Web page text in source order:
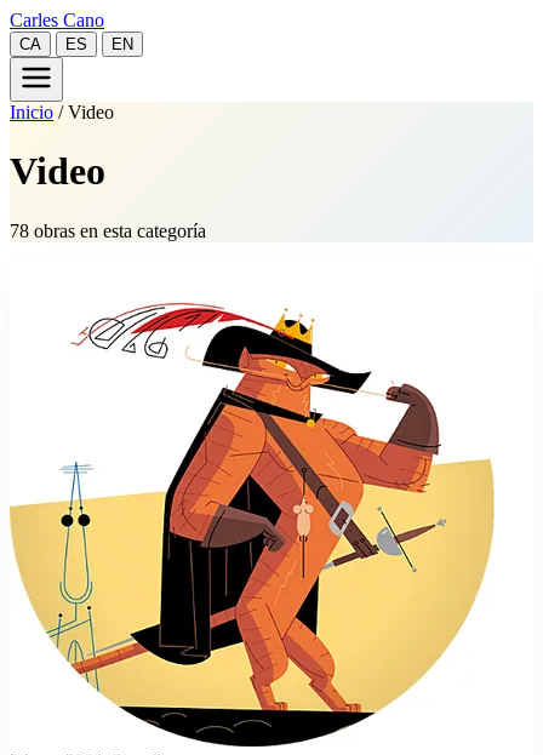
Carles Cano
CA ES EN
Inicio / Video
Video
78 obras en esta categoría